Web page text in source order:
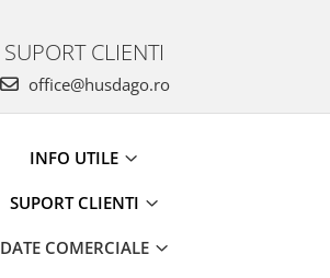
SUPORT CLIENTI
office@husdago.ro
INFO UTILE
SUPORT CLIENTI
DATE COMERCIALE